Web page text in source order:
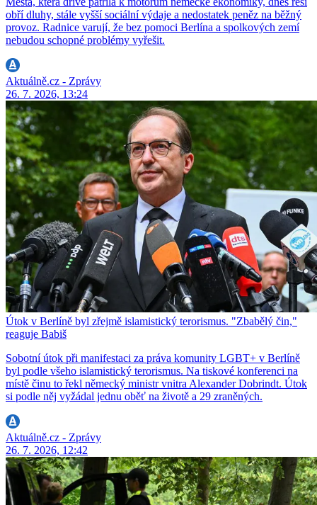
obří dluhy, stále vyšší sociální výdaje a nedostatek peněz na běžný
provoz. Radnice varují, že bez pomoci Berlína a spolkových zemí
nebudou schopné problémy vyřešit.
Aktuálně.cz - Zprávy
26. 7. 2026, 13:24
Útok v Berlíně byl zřejmě islamistický terorismus. "Zbabělý čin,"
reaguje Babiš
Sobotní útok při manifestaci za práva komunity LGBT+ v Berlíně
byl podle všeho islamistický terorismus. Na tiskové konferenci na
místě činu to řekl německý ministr vnitra Alexander Dobrindt. Útok
si podle něj vyžádal jednu oběť na životě a 29 zraněných.
Aktuálně.cz - Zprávy
26. 7. 2026, 12:42